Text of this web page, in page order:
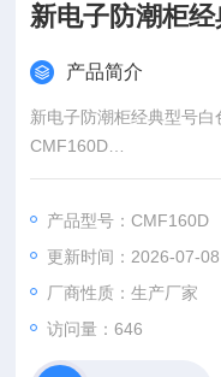
新电子防潮柜
产品简介
新电子防潮柜经典型号白
CMF160D
4)平面加压把手锁一体
5）数码显示温度湿度，
6）湿度传感器采用瑞士
示误差在±3%RH以内。
追踪功能，面板休眠功能
产品型号：CMF160D
更新时间：2026-07-08
厂商性质：生产厂家
访问量：646